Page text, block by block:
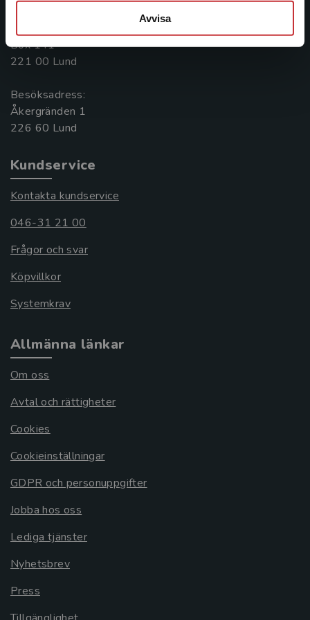
Avvisa
Box 141
221 00 Lund
Besöksadress:
Åkergränden 1
Kundservice
Kontakta kundservice
046-31 21 00
Frågor och svar
Köpvillkor
Systemkrav
Allmänna länkar
Om oss
Avtal och rättigheter
Cookies
Cookieinställningar
GDPR och personuppgifter
Jobba hos oss
Lediga tjänster
Nyhetsbrev
Press